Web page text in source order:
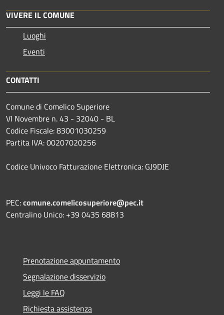
VIVERE IL COMUNE
Luoghi
Eventi
CONTATTI
Comune di Comelico Superiore
VI Novembre n. 43 - 32040 - BL
Codice Fiscale: 83001030259
Partita IVA: 00207020256
Codice Univoco Fatturazione Elettronica: GJ9DJE
PEC:comune.comelicosuperiore@pec.it
Centralino Unico: +39 0435 68813
Prenotazione appuntamento
Segnalazione disservizio
Leggi le FAQ
Richiesta assistenza